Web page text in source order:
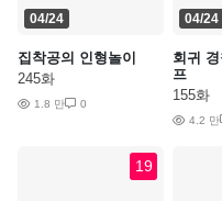
04/24
집착공의 인형놀이
245화
1.8 만 0
04/24
회귀
프
155화
4.2 만
19